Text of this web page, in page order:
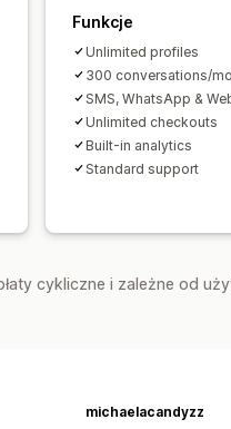
Funkcje
Unlimited profiles
300 conversations/
SMS, WhatsApp &
Unlimited checkouts
Built-in analytics
Standard support
cykliczne i zależne od
michaelacandyzz